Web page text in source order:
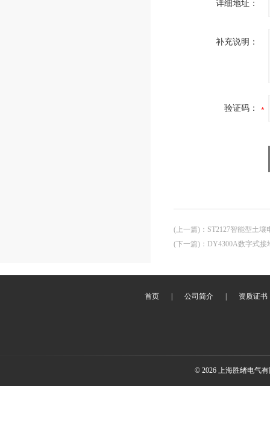
详细地址：
补充说明：
验证码：
(上一篇) ： ST2127智能型土
(下一篇) ： DY4300A数字式
首页 公司简介 资质证书
© 2026 上海胜绪电气